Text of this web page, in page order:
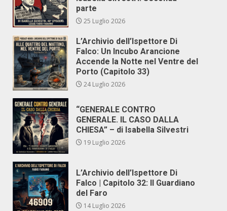
parte
25 Luglio 2026
L’Archivio dell’Ispettore Di
Falco: Un Incubo Arancione
Accende la Notte nel Ventre del
Porto (Capitolo 33)
24 Luglio 2026
“GENERALE CONTRO
GENERALE. IL CASO DALLA
CHIESA” – di Isabella Silvestri
19 Luglio 2026
L’Archivio dell’Ispettore Di
Falco | Capitolo 32: Il Guardiano
del Faro
14 Luglio 2026